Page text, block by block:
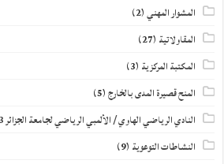
المشوار المهني(2)
المقاولاتية (27)
المكتبة المركزية (3)
المنح قصيرة المدى بالخارج(5)
النادي الرياضي الهاوي / الألمبي الرياضي لجامعة الجزائر 3
النشاطات التوعوية (9)